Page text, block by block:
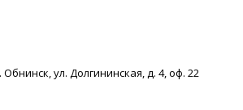
Обнинск, ул. Долгининская, д. 4, оф. 22